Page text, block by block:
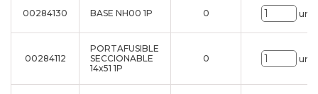
00284130 BASE NH00 1P 0 uni.
00284112
PORTAFUSIBLE
SECCIONABLE
14x51 1P
0 uni.